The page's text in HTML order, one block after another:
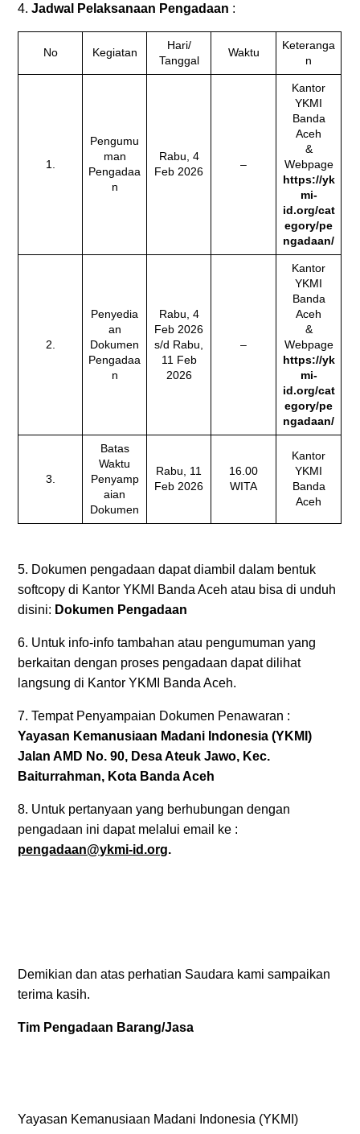
4.Jadwal Pelaksanaan Pengadaan :
No Kegiatan
Hari/
Tanggal
Waktu
Keteranga
n
1.
Pengumu
man
Pengadaa
n
Rabu, 4
Feb 2026
–
Kantor
YKMI
Banda
Aceh
&
Webpage
https://yk
mi-
id.org/cat
egory/pe
ngadaan/
2.
Penyedia
an
Dokumen
Pengadaa
n
Rabu, 4
Feb 2026
s/d Rabu,
11 Feb
2026
–
Kantor
YKMI
Banda
Aceh
&
Webpage
https://yk
mi-
id.org/cat
egory/pe
ngadaan/
3.
Batas
Waktu
Penyamp
aian
Dokumen
Rabu, 11
Feb 2026
16.00
WITA
Kantor
YKMI
Banda
Aceh
5. Dokumen pengadaan dapat diambil dalam bentuk
softcopy di Kantor YKMI Banda Aceh atau bisa di unduh
disini: Dokumen Pengadaan
6. Untuk info-info tambahan atau pengumuman yang
berkaitan dengan proses pengadaan dapat dilihat
langsung di Kantor YKMI Banda Aceh.
7. Tempat Penyampaian Dokumen Penawaran :
Yayasan Kemanusiaan Madani Indonesia (YKMI)
Jalan AMD No. 90, Desa Ateuk Jawo, Kec.
Baiturrahman, Kota Banda Aceh
8. Untuk pertanyaan yang berhubungan dengan
pengadaan ini dapat melalui email ke :
pengadaan@ykmi-id.org.
Demikian dan atas perhatian Saudara kami sampaikan
terima kasih.
Tim Pengadaan Barang/Jasa
Yayasan Kemanusiaan Madani Indonesia (YKMI)